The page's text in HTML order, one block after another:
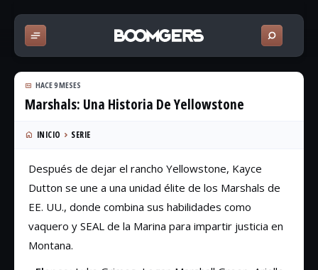
HACE 9 MESES
Marshals: Una Historia De Yellowstone
INICIO SERIE
Después de dejar el rancho Yellowstone, Kayce
Dutton se une a una unidad élite de los Marshals de
EE. UU., donde combina sus habilidades como
vaquero y SEAL de la Marina para impartir justicia en
Montana.